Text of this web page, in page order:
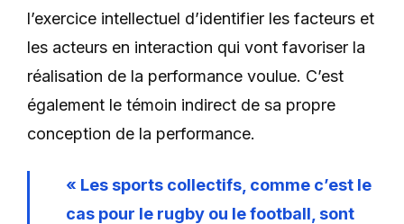
l’exercice intellectuel d’identifier les facteurs et
les acteurs en interaction qui vont favoriser la
réalisation de la performance voulue. C’est
également le témoin indirect de sa propre
conception de la performance.
« Les sports collectifs, comme c’est le
cas pour le rugby ou le football, sont